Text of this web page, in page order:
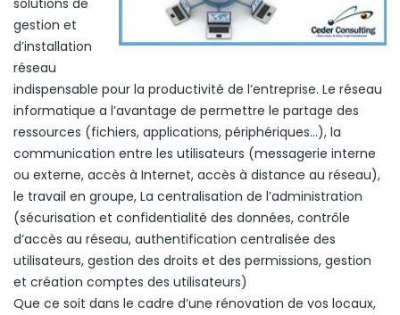
solutions de
gestion et
d’installation
réseau
indispensable pour la productivité de l’entreprise. Le réseau
informatique a l’avantage de permettre le partage des
ressources (fichiers, applications, périphériques…), la
communication entre les utilisateurs (messagerie interne
ou externe, accès à Internet, accès à distance au réseau),
le travail en groupe, La centralisation de l’administration
(sécurisation et confidentialité des données, contrôle
d’accès au réseau, authentification centralisée des
utilisateurs, gestion des droits et des permissions, gestion
et création comptes des utilisateurs)
Que ce soit dans le cadre d’une rénovation de vos locaux,